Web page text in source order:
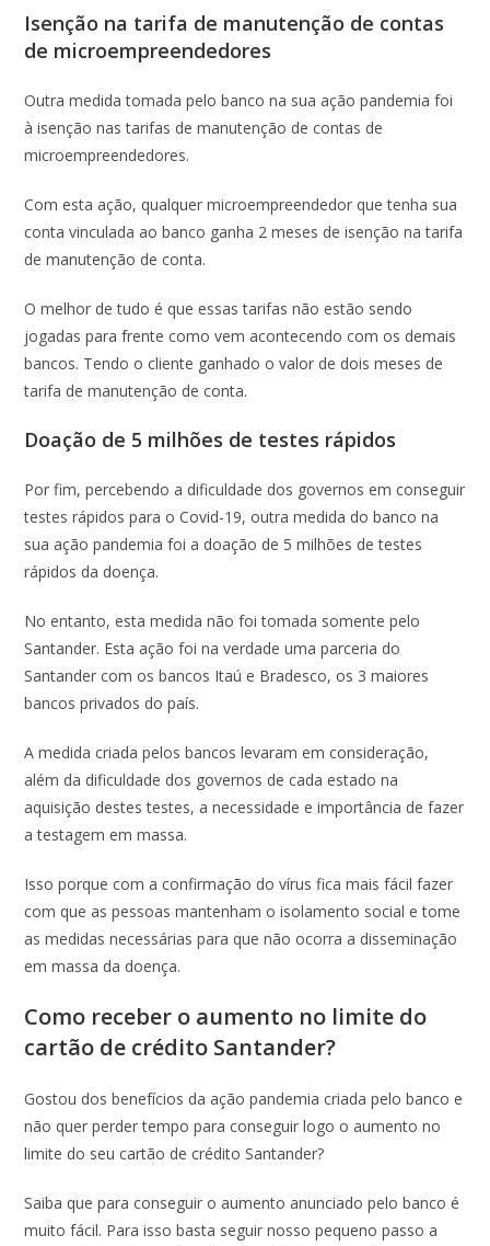
Isenção na tarifa de manutenção de contas
de microempreendedores
Outra medida tomada pelo banco na sua ação pandemia foi
à isenção nas tarifas de manutenção de contas de
microempreendedores.
Com esta ação, qualquer microempreendedor que tenha sua
conta vinculada ao banco ganha 2 meses de isenção na tarifa
de manutenção de conta.
O melhor de tudo é que essas tarifas não estão sendo
jogadas para frente como vem acontecendo com os demais
bancos. Tendo o cliente ganhado o valor de dois meses de
tarifa de manutenção de conta.
Doação de 5 milhões de testes rápidos
Por fim, percebendo a dificuldade dos governos em conseguir
testes rápidos para o Covid-19, outra medida do banco na
sua ação pandemia foi a doação de 5 milhões de testes
rápidos da doença.
No entanto, esta medida não foi tomada somente pelo
Santander. Esta ação foi na verdade uma parceria do
Santander com os bancos Itaú e Bradesco, os 3 maiores
bancos privados do país.
A medida criada pelos bancos levaram em consideração,
além da dificuldade dos governos de cada estado na
aquisição destes testes, a necessidade e importância de fazer
a testagem em massa.
Isso porque com a confirmação do vírus fica mais fácil fazer
com que as pessoas mantenham o isolamento social e tome
as medidas necessárias para que não ocorra a disseminação
em massa da doença.
Como receber o aumento no limite do
cartão de crédito Santander?
Gostou dos benefícios da ação pandemia criada pelo banco e
não quer perder tempo para conseguir logo o aumento no
limite do seu cartão de crédito Santander?
Saiba que para conseguir o aumento anunciado pelo banco é
muito fácil. Para isso basta seguir nosso pequeno passo a